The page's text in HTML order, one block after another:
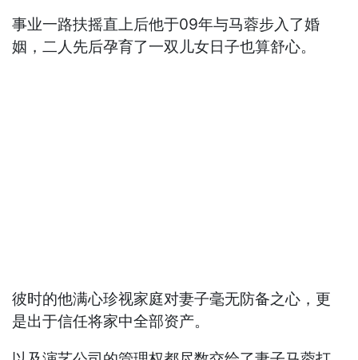
事业一路扶摇直上后他于09年与马蓉步入了婚
姻，二人先后孕育了一双儿女日子也算舒心。
彼时的他满心珍视家庭对妻子毫无防备之心，更
是出于信任将家中全部资产。